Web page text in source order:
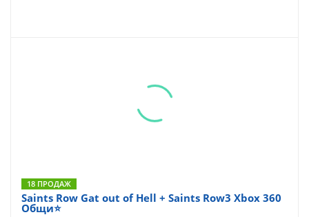
18 ПРОДАЖ
Saints Row Gat out of Hell + Saints Row3 Xbox 360
Общи⭐